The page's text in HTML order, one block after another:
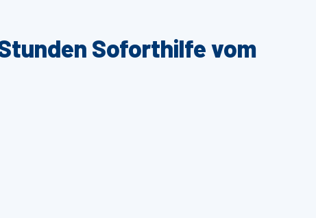
Soforthilfe vom